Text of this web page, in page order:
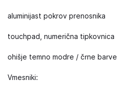
aluminijast pokrov prenosnika
touchpad, numerična tipkovnica
ohišje temno modre / črne barve
Vmesniki: